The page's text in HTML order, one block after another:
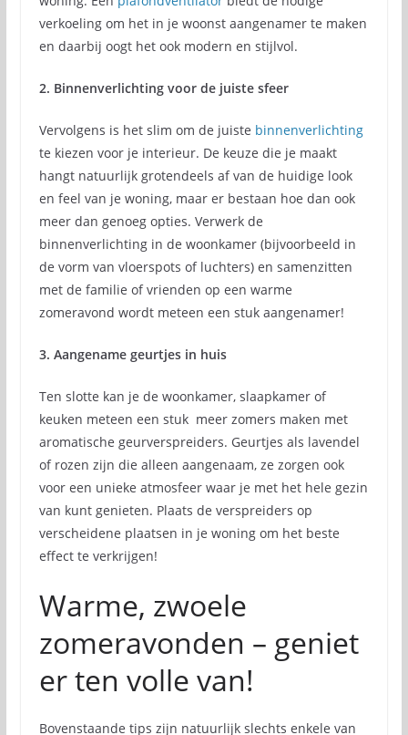
verkoeling om het in je woonst aangenamer te maken
en daarbij oogt het ook modern en stijlvol.
2. Binnenverlichting voor de juiste sfeer
Vervolgens is het slim om de juiste binnenverlichting
te kiezen voor je interieur. De keuze die je maakt
hangt natuurlijk grotendeels af van de huidige look
en feel van je woning, maar er bestaan hoe dan ook
meer dan genoeg opties. Verwerk de
binnenverlichting in de woonkamer (bijvoorbeeld in
de vorm van vloerspots of luchters) en samenzitten
met de familie of vrienden op een warme
zomeravond wordt meteen een stuk aangenamer!
3. Aangename geurtjes in huis
Ten slotte kan je de woonkamer, slaapkamer of
keuken meteen een stuk meer zomers maken met
aromatische geurverspreiders. Geurtjes als lavendel
of rozen zijn die alleen aangenaam, ze zorgen ook
voor een unieke atmosfeer waar je met het hele gezin
van kunt genieten. Plaats de verspreiders op
verscheidene plaatsen in je woning om het beste
effect te verkrijgen!
Warme, zwoele
zomeravonden – geniet
er ten volle van!
Bovenstaande tips zijn natuurlijk slechts enkele van